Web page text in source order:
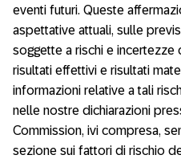
eventi futuri. Queste
aspettative attuali, sulle
soggette a rischi e
risultati effettivi e risultati
informazioni relative a tali
nelle nostre dichiarazioni
Commission, ivi compresa,
sezione sui fattori di rischio